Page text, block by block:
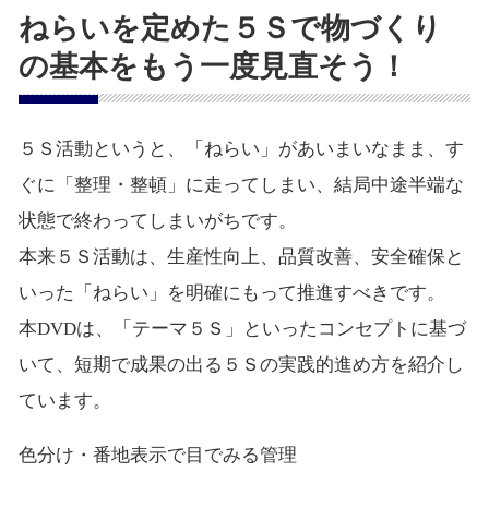
ねらいを定めた５Ｓで物づくり
の基本をもう一度見直そう！
５Ｓ活動というと、「ねらい」があいまいなまま、す
ぐに「整理・整頓」に走ってしまい、結局中途半端な
状態で終わってしまいがちです。
本来５Ｓ活動は、生産性向上、品質改善、安全確保と
いった「ねらい」を明確にもって推進すべきです。
本DVDは、「テーマ５Ｓ」といったコンセプトに基づ
いて、短期で成果の出る５Ｓの実践的進め方を紹介し
ています。
色分け・番地表示で目でみる管理